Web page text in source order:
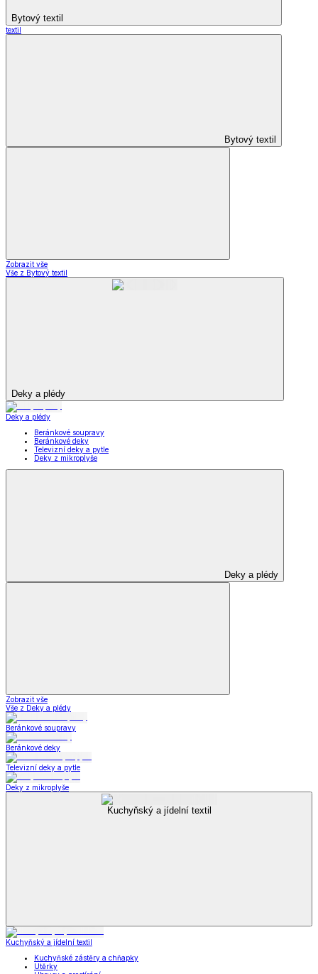
Bytový textil
textil
Bytový textil
Zobrazit vše
Vše z Bytový textil
Deky a plédy
Deky a plédy
Beránkové soupravy
Beránkové deky
Televizní deky a pytle
Deky z mikroplyše
Deky a plédy
Zobrazit vše
Vše z Deky a plédy
Beránkové soupravy
Beránkové deky
Televizní deky a pytle
Deky z mikroplyše
Kuchyňský a jídelní textil
Kuchyňský a jídelní textil
Kuchyňské zástěry a chňapky
Utěrky